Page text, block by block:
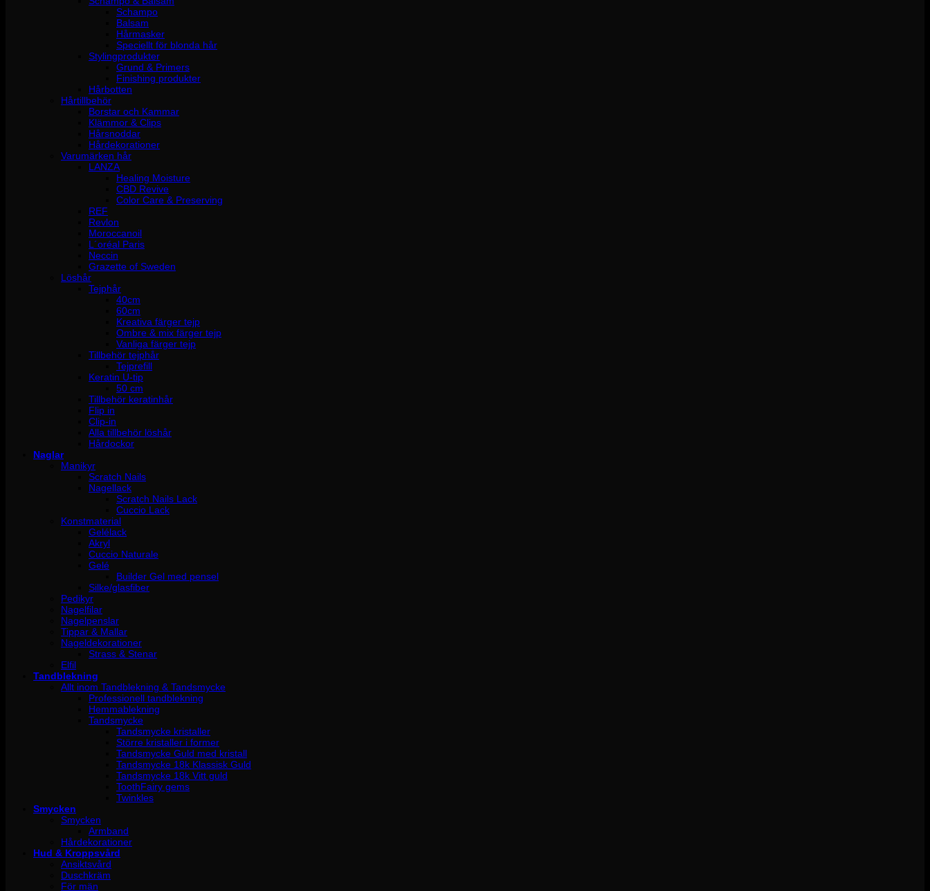
Schampo
Balsam
Hårmasker
Speciellt för blonda hår
Stylingprodukter
Grund & Primers
Finishing produkter
Hårbotten
Hårtillbehör
Borstar och Kammar
Klämmor & Clips
Hårsnoddar
Hårdekorationer
Varumärken hår
LANZA
Healing Moisture
CBD Revive
Color Care & Preserving
REF
Revlon
Moroccanoil
L´oréal Paris
Neccin
Grazette of Sweden
Löshår
Tejphår
40cm
60cm
Kreativa färger tejp
Ombre & mix färger tejp
Vanliga färger tejp
Tillbehör tejphår
Tejprefill
Keratin U-tip
50 cm
Tillbehör keratinhår
Flip in
Clip-in
Alla tillbehör löshår
Hårdockor
Naglar
Manikyr
Scratch Nails
Nagellack
Scratch Nails Lack
Cuccio Lack
Konstmaterial
Gelélack
Akryl
Cuccio Naturale
Gelé
Builder Gel med pensel
Silke/glasfiber
Pedikyr
Nagelfilar
Nagelpenslar
Tippar & Mallar
Nageldekorationer
Strass & Stenar
Elfil
Tandblekning
Allt inom Tandblekning & Tandsmycke
Professionell tandblekning
Hemmablekning
Tandsmycke
Tandsmycke kristaller
Större kristaller i former
Tandsmycke Guld med kristall
Tandsmycke 18k Klassisk Guld
Tandsmycke 18k Vitt guld
ToothFairy gems
Twinkles
Smycken
Smycken
Armband
Hårdekorationer
Hud & Kroppsvård
Ansiktsvård
Duschkräm
För män